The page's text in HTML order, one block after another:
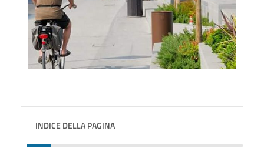
INDICE DELLA PAGINA